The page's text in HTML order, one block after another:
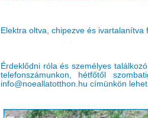
Elektra oltva, chipezve és ivartalanítva
Érdeklődni róla és személyes
telefonszámunkon, hétfőtől
info@noeallatotthon.hu címünkön